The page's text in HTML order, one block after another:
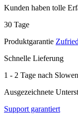
Kunden haben tolle
30 Tage
Produktgarantie
Schnelle Lieferung
1 - 2 Tage nach
Ausgezeichnete
Support garantiert